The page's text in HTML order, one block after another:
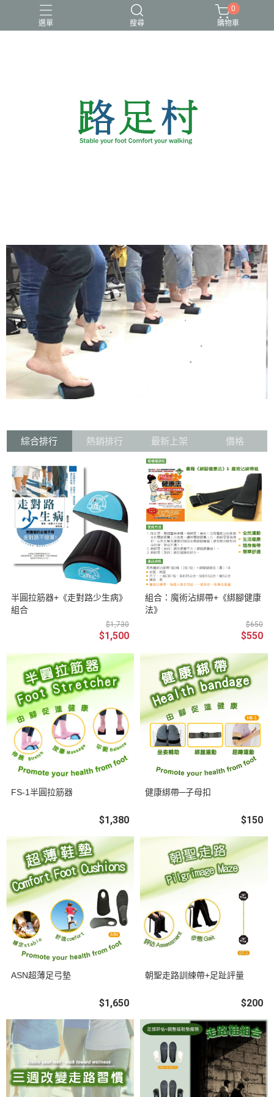
選單 搜尋
0
購物車
綜合排行 熱銷排行 最新上架 價格
半圓拉筋器+《走對路少生病》
組合
$1,730
$1,500
組合：魔術沾綁帶+《綁腳健康
法》
$650
$550
FS-1半圓拉筋器
$1,380
健康綁帶─子母扣
$150
ASN超薄足弓墊
$1,650
朝聖走路訓練帶+足趾評量
$200